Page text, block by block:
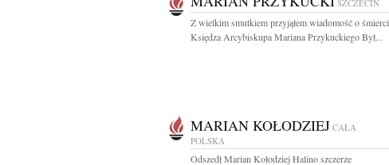
SZCZECIN
Z wielkim smutkiem przyjąłem wiadomość o śmierci
Księdza Arcybiskupa Mariana Przykuckiego Był...
MARIAN KOŁODZIEJ CAŁA
POLSKA
Odszedł Marian Kołodziej Halino szczerze